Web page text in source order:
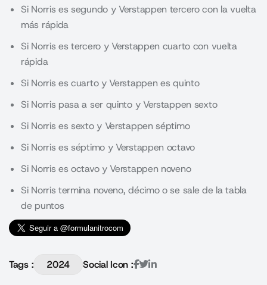
Si Norris es segundo y Verstappen tercero con la vuelta
más rápida
Si Norris es tercero y Verstappen cuarto con vuelta
rápida
Si Norris es cuarto y Verstappen es quinto
Si Norris pasa a ser quinto y Verstappen sexto
Si Norris es sexto y Verstappen séptimo
Si Norris es séptimo y Verstappen octavo
Si Norris es octavo y Verstappen noveno
Si Norris termina noveno, décimo o se sale de la tabla
de puntos
Tags : 2024 Social Icon :